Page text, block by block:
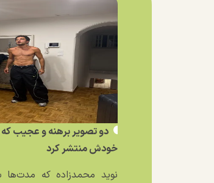
دو تصویر برهنه و عجیب که
خودش منتشر کرد
نوید محمدزاده که